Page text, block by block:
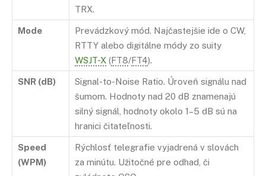
TRX.
Mode
Prevádzkový mód. Najčastejšie ide o CW,
RTTY alebo digitálne módy zo suity
WSJT-X (FT8/FT4).
SNR (dB)
Signal-to-Noise Ratio. Úroveň signálu nad
šumom. Hodnoty nad 20 dB znamenajú
silný signál, hodnoty okolo 1–5 dB sú na
hranici čitateľnosti.
Speed
(WPM)
Rýchlosť telegrafie vyjadrená v slovách
za minútu. Užitočné pre odhad, či